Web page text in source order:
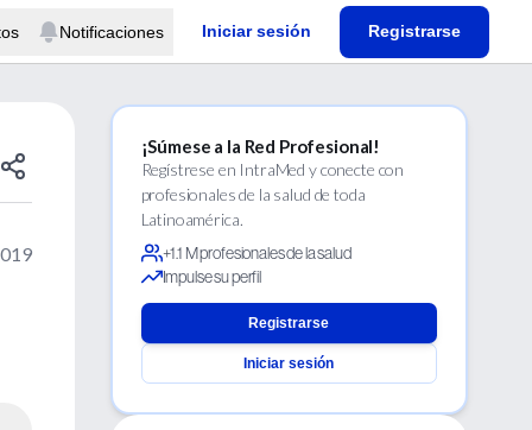
Notificaciones Iniciar sesión Registrarse
¡Súmese a la Red Profesional!
Regístrese en IntraMed y conecte con
profesionales de la salud de toda
Latinoamérica.
+1.1 M profesionales de la salud
Impulse su perfil
Registrarse
Iniciar sesión